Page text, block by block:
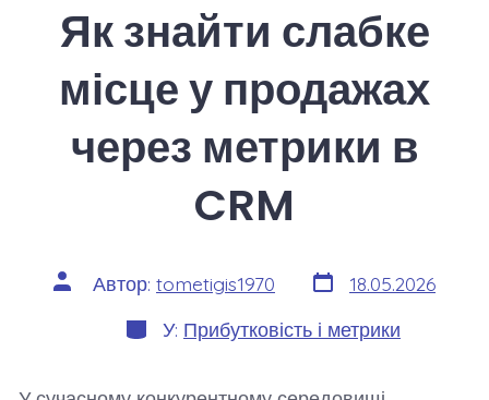
Як знайти слабке
місце у продажах
через метрики в
CRM
Автор
запису
Автор: tometigis1970 Дата
запису
18.05.2026
Категорії
У: Прибутковість і метрики